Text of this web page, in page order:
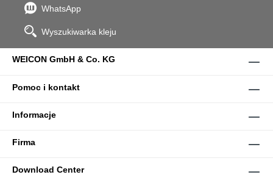
WhatsApp
Wyszukiwarka kleju
WEICON GmbH & Co. KG
Pomoc i kontakt
Informacje
Firma
Download Center